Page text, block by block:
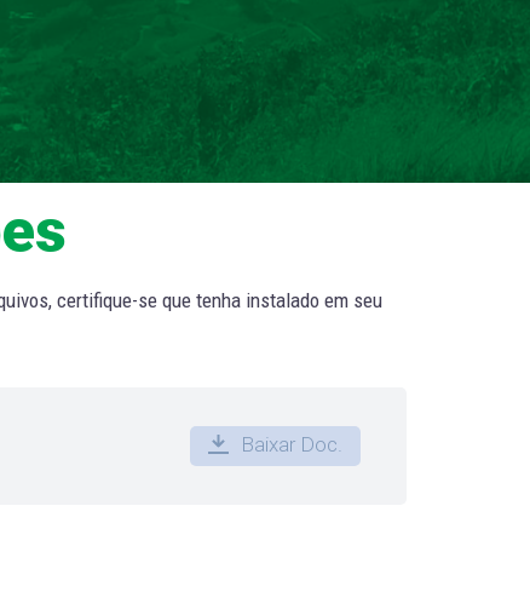
certifique-se que tenha instalado em seu
Baixar Doc.